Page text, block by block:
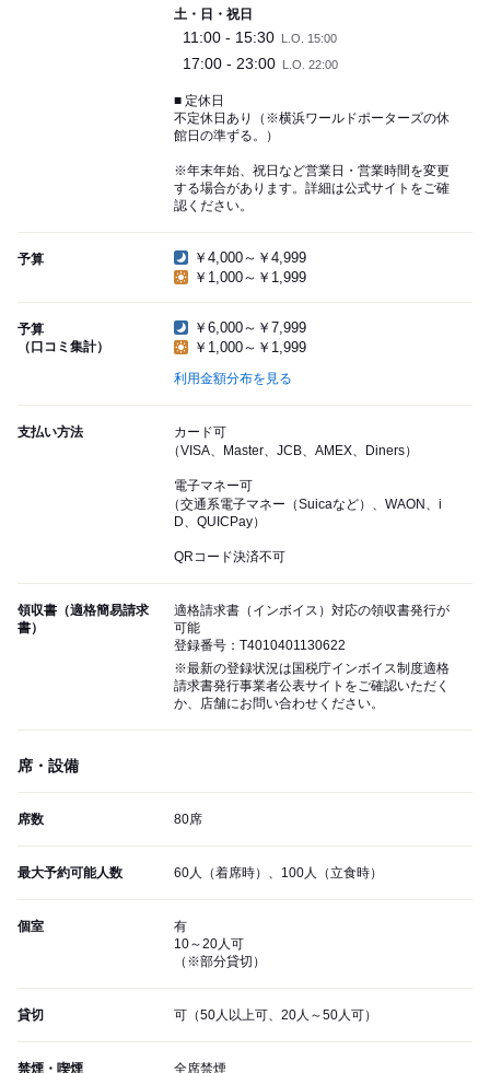
土・日・祝日
11:00 - 15:30 L.O. 15:00
17:00 - 23:00 L.O. 22:00
■ 定休日
不定休日あり（※横浜ワールドポーターズの休
館日の準ずる。）
※年末年始、祝日など営業日・営業時間を変更
する場合があります。詳細は公式サイトをご確
認ください。
予算
￥4,000～￥4,999
￥1,000～￥1,999
予算
（口コミ集計）
￥6,000～￥7,999
￥1,000～￥1,999
利用金額分布を見る
支払い方法
カード可
（VISA、Master、JCB、AMEX、Diners）
電子マネー可
（交通系電子マネー（Suicaなど）、WAON、i
D、QUICPay）
QRコード決済不可
領収書（適格簡易請求
書）
適格請求書（インボイス）対応の領収書発行が
可能
登録番号：T4010401130622
※最新の登録状況は国税庁インボイス制度適格
請求書発行事業者公表サイトをご確認いただく
か、店舗にお問い合わせください。
席・設備
席数 80席
最大予約可能人数 60人（着席時）、100人（立食時）
個室
有
10～20人可
（※部分貸切）
貸切 可（50人以上可、20人～50人可）
禁煙・喫煙 全席禁煙